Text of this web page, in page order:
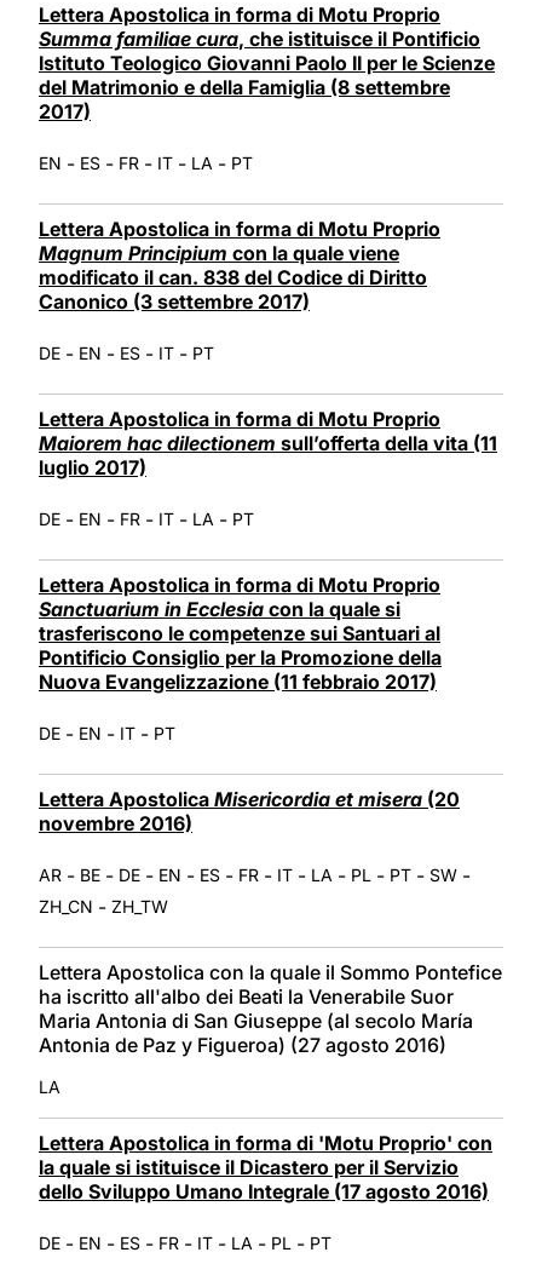
Lettera Apostolica in forma di Motu Proprio
Summa familiae cura, che istituisce il Pontificio
Istituto Teologico Giovanni Paolo II per le Scienze
del Matrimonio e della Famiglia (8 settembre
2017)
EN - ES - FR - IT - LA - PT
Lettera Apostolica in forma di Motu Proprio
Magnum Principium con la quale viene
modificato il can. 838 del Codice di Diritto
Canonico (3 settembre 2017)
DE - EN - ES - IT - PT
Lettera Apostolica in forma di Motu Proprio
Maiorem hac dilectionem sull’offerta della vita (11
luglio 2017)
DE - EN - FR - IT - LA - PT
Lettera Apostolica in forma di Motu Proprio
Sanctuarium in Ecclesia con la quale si
trasferiscono le competenze sui Santuari al
Pontificio Consiglio per la Promozione della
Nuova Evangelizzazione (11 febbraio 2017)
DE - EN - IT - PT
Lettera Apostolica Misericordia et misera (20
novembre 2016)
AR - BE - DE - EN - ES - FR - IT - LA - PL - PT - SW -
ZH_CN - ZH_TW
Lettera Apostolica con la quale il Sommo Pontefice
ha iscritto all'albo dei Beati la Venerabile Suor
Maria Antonia di San Giuseppe (al secolo María
Antonia de Paz y Figueroa) (27 agosto 2016)
LA
Lettera Apostolica in forma di 'Motu Proprio' con
la quale si istituisce il Dicastero per il Servizio
dello Sviluppo Umano Integrale (17 agosto 2016)
DE - EN - ES - FR - IT - LA - PL - PT